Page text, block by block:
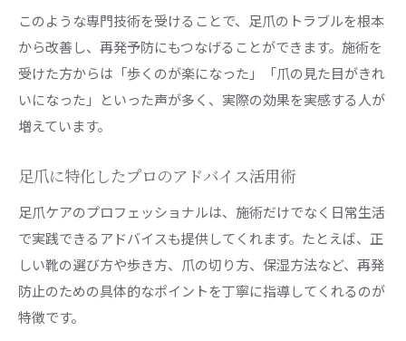
このような専門技術を受けることで、足爪のトラブルを根本
から改善し、再発予防にもつなげることができます。施術を
受けた方からは「歩くのが楽になった」「爪の見た目がきれ
いになった」といった声が多く、実際の効果を実感する人が
増えています。
足爪に特化したプロのアドバイス活用術
足爪ケアのプロフェッショナルは、施術だけでなく日常生活
で実践できるアドバイスも提供してくれます。たとえば、正
しい靴の選び方や歩き方、爪の切り方、保湿方法など、再発
防止のための具体的なポイントを丁寧に指導してくれるのが
特徴です。